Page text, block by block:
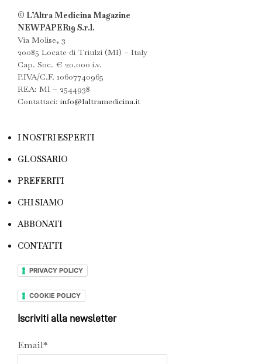
© L’Altra Medicina Magazine
NEWPAPER19 S.r.l.
Via Molise, 3
20085 Locate di Triulzi (MI) – Italy
Cap. Soc. € 20.000 i.v.
P.IVA/C.F. 10607740965
REA: MI – 2544938
Contattaci: info@laltramedicina.it
I NOSTRI ESPERTI
GLOSSARIO
PREFERITI
CHI SIAMO
ABBONATI
CONTATTI
PRIVACY POLICY
COOKIE POLICY
Iscriviti alla newsletter
Email*